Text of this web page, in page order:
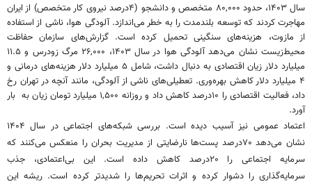
سال ۱۴۰۳، حدود ۸۰,۰۰۰ متخصص و دانشجو (۴درصد نیروی کار متخصص) از ایران
مهاجرت کردند که توسعه بلندمدت را به خطر می‌اندازد. آلودگی هوا، ناشی از استفاده
از مازوت، هزینه‌های سنگینی تحمیل کرده است. گزارش‌های سازمان حفاظت
محیط‌زیست نشان می‌دهد آلودگی هوا در سال ۱۴۰۳، ۲۶,۰۰۰ مرگ زودرس و ۱۱.۵
میلیارد دلار زیان اقتصادی به دنبال داشت، شامل ۵ میلیارد دلار هزینه‌های درمانی و
۴ میلیارد دلار کاهش بهره‌وری. تعطیلی‌های ناشی از آلودگی، مانند آنچه در تهران رخ
داد، فعالیت اقتصادی را ۱۰درصد کاهش داد و روزانه ۱,۵۰۰ میلیارد تومان زیان به بار
آورد.
اعتماد عمومی نیز آسیب دیده است. بررسی شبکه‌های اجتماعی در سال ۱۴۰۴
نشان می‌دهد ۷۰درصد پست‌ها نارضایتی از مدیریت بحران را منعکس می‌کنند که
سرمایه اجتماعی را ۲۰درصد کاهش داده است. این بی‌اعتمادی، جذب
سرمایه‌گذاری را دشوار کرده و اثرات تحریم‌ها را شدیدتر کرده است. ریشه این